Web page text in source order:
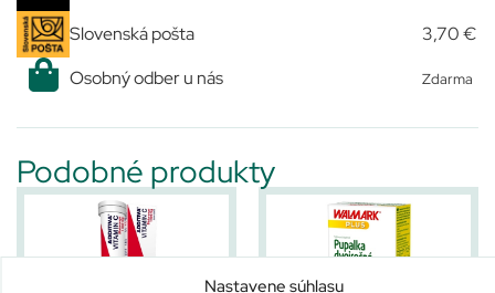
Nastavene súhlasu
Slovenská pošta
3,70 €
Osobný odber u nás
Zdarma
Podobné produkty